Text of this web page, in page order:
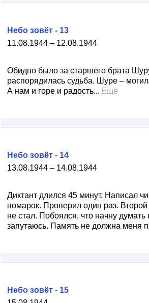
11.08.1944 – 12.08.1944
Небо зовёт - 13
Обидно было за старшего брата
распорядилась судьба. Шуре –
А нам и горе и радость... Ещё
13.08.1944 – 14.08.1944
Небо зовёт - 14
Диктант длился 45 минут. Написал
помарок. Проверил один раз. Второй
не стал. Побоялся, что начну
запутаюсь. Память не должна меня
Небо зовёт - 15